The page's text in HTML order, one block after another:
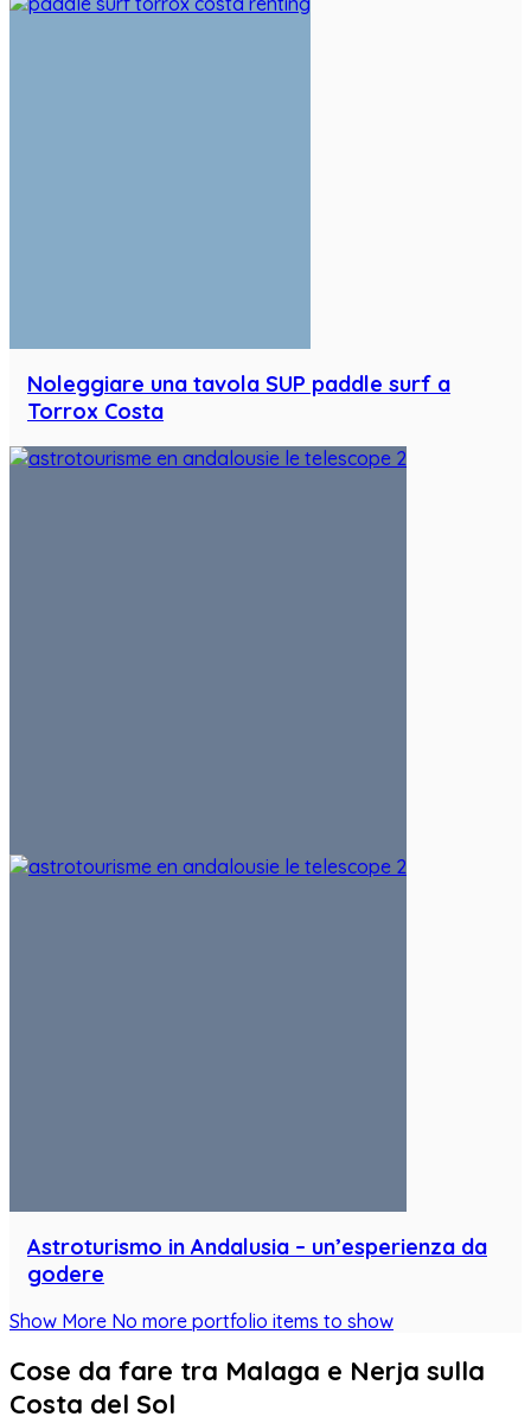
Noleggiare una tavola SUP paddle surf a
Torrox Costa
Astroturismo in Andalusia – un’esperienza da
godere
Show More No more portfolio items to show
Cose da fare tra Malaga e Nerja sulla
Costa del Sol